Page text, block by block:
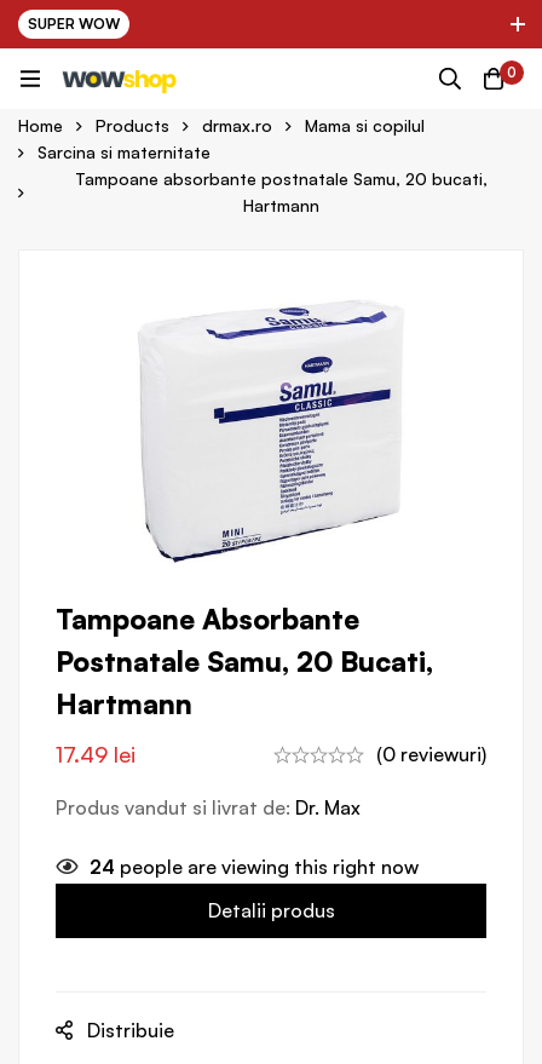
SUPER WOW
✌ Nou! Ultimii parteneri adaugati in platforma:
Farma ✌
0
Home Products drmax.ro
Mama si copilul
Sarcina si maternitate
Tampoane absorbante postnatale Samu, 20 bucati,
Hartmann
Tampoane Absorbante
Postnatale Samu, 20 Bucati,
Hartmann
17.49 lei (0 reviewuri)
Produs vandut si livrat de: Dr. Max
24 people are viewing this right now
Detalii produs
Distribuie